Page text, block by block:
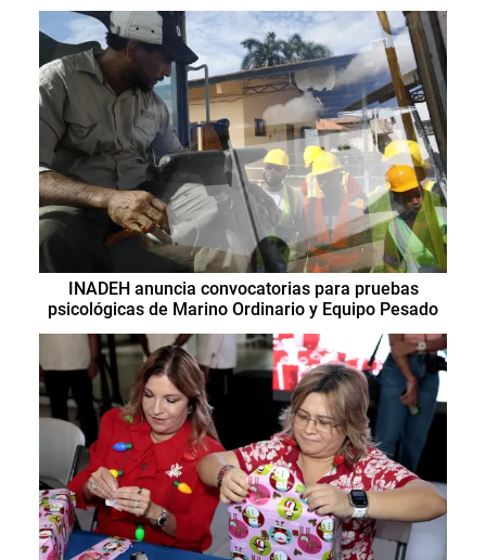
INADEH anuncia convocatorias para pruebas
psicológicas de Marino Ordinario y Equipo Pesado